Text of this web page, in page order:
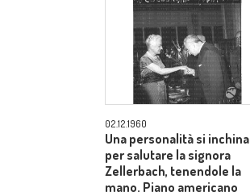
02.12.1960
Una personalità si inchina
per salutare la signora
Zellerbach, tenendole la
mano. Piano americano